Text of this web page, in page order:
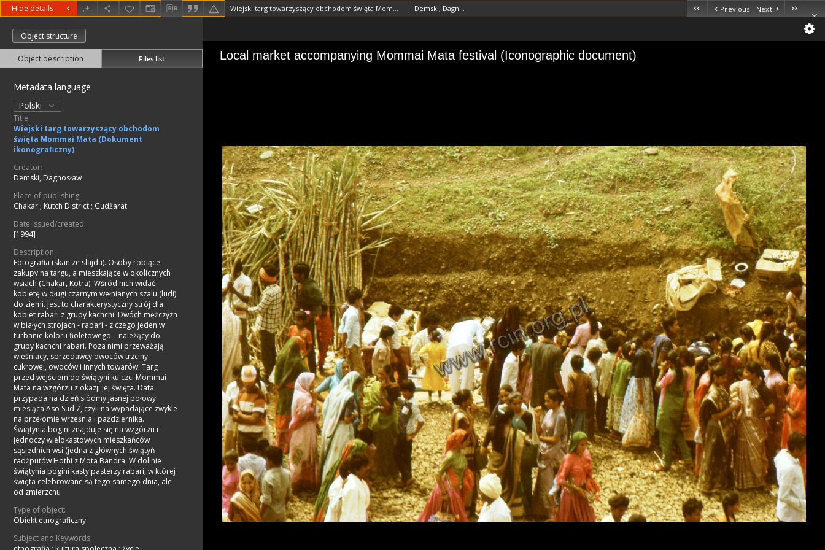
Hide details Wiejski targ towarzyszący obchodom święta Mommai Mata (Dokument ikonograficzny) Demski, Dagnosław Previous Next
Object structure
Object description Files list
Metadata language
Polski
Title:
Wiejski targ towarzyszący obchodom
święta Mommai Mata (Dokument
ikonograficzny)
Creator:
Demski, Dagnosław
Place of publishing:
Chakar ; Kutch District ; Gudżarat
Date issued/created:
[1994]
Description:
Fotografia (skan ze slajdu). Osoby robiące
zakupy na targu, a mieszkające w okolicznych
wsiach (Chakar, Kotra). Wśród nich widać
kobietę w długi czarnym wełnianych szalu (ludi)
do ziemi. Jest to charakterystyczny strój dla
kobiet rabari z grupy kachchi. Dwóch mężczyzn
w białych strojach - rabari - z czego jeden w
turbanie koloru fioletowego – należący do
grupy kachchi rabari. Poza nimi przeważają
wieśniacy, sprzedawcy owoców trzciny
cukrowej, owoców i innych towarów. Targ
przed wejściem do świątyni ku czci Mommai
Mata na wzgórzu z okazji jej święta. Data
przypada na dzień siódmy jasnej połowy
miesiąca Aso Sud 7, czyli na wypadające zwykle
na przełomie września i października.
Świątynia bogini znajduje się na wzgórzu i
jednoczy wielokastowych mieszkańców
sąsiednich wsi (jedna z głównych świątyń
radżputów Hothi z Mota Bandra. W dolinie
świątynia bogini kasty pasterzy rabari, w której
święta celebrowane są tego samego dnia, ale
od zmierzchu
Type of object:
Obiekt etnograficzny
Subject and Keywords: